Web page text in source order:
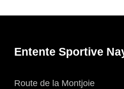
Entente Sportive
Route de la Montjoie